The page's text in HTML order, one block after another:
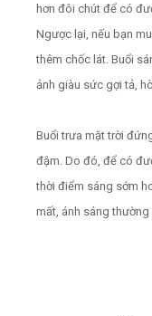
hơn đôi chút để có
Ngược lại, nếu bạn
thêm chốc lát. Buổi
ảnh giàu sức gợi tả,
Buổi trưa mặt trời
đậm. Do đó, để có
thời điểm sáng sớm
mất, ánh sáng